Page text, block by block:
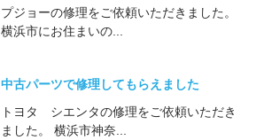
プジョーの修理をご依頼いただきました。
横浜市にお住まいの...
中古パーツで修理してもらえました
トヨタ シエンタの修理をご依頼いただき
ました。 横浜市神奈...